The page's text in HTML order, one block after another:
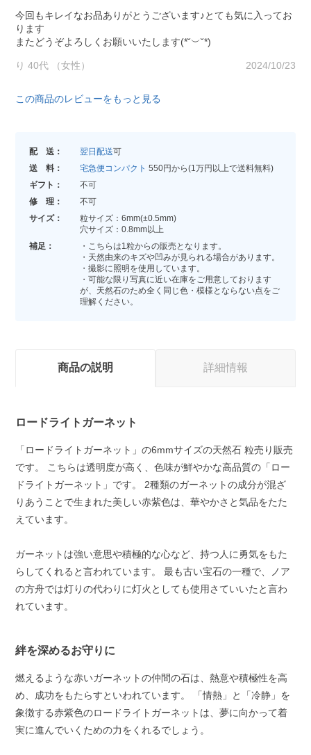
今回もキレイなお品ありがとうございます♪とても気に入ってお
ります
またどうぞよろしくお願いいたします(*˘︶˘*)
り 40代 （女性） 2024/10/23
この商品のレビューをもっと見る
配 送： 翌日配送可
送 料：
宅急便コンパクト 550円から(1万円以上で送料無料)
ギフト：
不可
修 理：
不可
サイズ：
粒サイズ：6mm(±0.5mm)
穴サイズ：0.8mm以上
補足：
・こちらは1粒からの販売となります。
・天然由来のキズや凹みが見られる場合があります。
・撮影に照明を使用しています。
・可能な限り写真に近い在庫をご用意しております
が、天然石のため全く同じ色・模様とならない点をご
理解ください。
商品の説明 詳細情報
ロードライトガーネット
「ロードライトガーネット」の6mmサイズの天然石 粒売り販売
です。 こちらは透明度が高く、色味が鮮やかな高品質の「ロー
ドライトガーネット」です。 2種類のガーネットの成分が混ざ
りあうことで生まれた美しい赤紫色は、華やかさと気品をたた
えています。
ガーネットは強い意思や積極的な心など、持つ人に勇気をもた
らしてくれると言われています。 最も古い宝石の一種で、ノア
の方舟では灯りの代わりに灯火としても使用さていいたと言わ
れています。
絆を深めるお守りに
燃えるような赤いガーネットの仲間の石は、熱意や積極性を高
め、成功をもたらすといわれています。 「情熱」と「冷静」を
象徴する赤紫色のロードライトガーネットは、夢に向かって着
実に進んでいくための力をくれるでしょう。